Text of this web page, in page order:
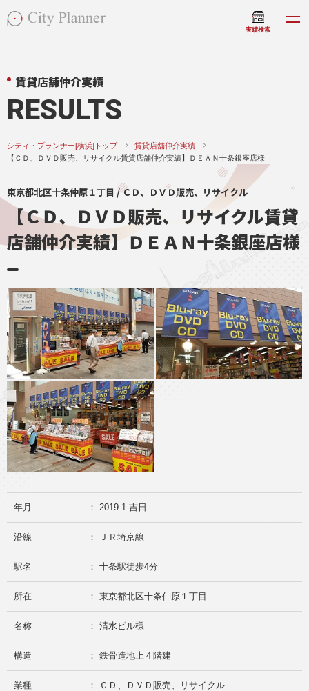
実績検索
賃貸店舗仲介実績
RESULTS
シティ・プランナー[横浜]トップ
賃貸店舗仲介実績
【ＣＤ、ＤＶＤ販売、リサイクル賃貸店舗仲介実績】ＤＥＡＮ十条銀座店様
東京都北区十条仲原１丁目 / ＣＤ、ＤＶＤ販売、リサイクル
【ＣＤ、ＤＶＤ販売、リサイクル賃貸
店舗仲介実績】ＤＥＡＮ十条銀座店様
年月 ： 2019.1.吉日
沿線 ： ＪＲ埼京線
駅名 ： 十条駅徒歩4分
所在 ： 東京都北区十条仲原１丁目
名称 ： 清水ビル様
構造 ： 鉄骨造地上４階建
業種 ： ＣＤ、ＤＶＤ販売、リサイクル